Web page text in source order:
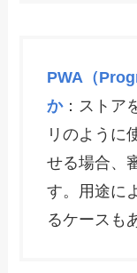
PWA（
か：ストア
リのように
せる場合、
す。用途に
るケースも